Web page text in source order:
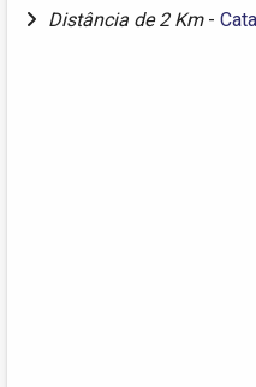
Distância de 2 Km -